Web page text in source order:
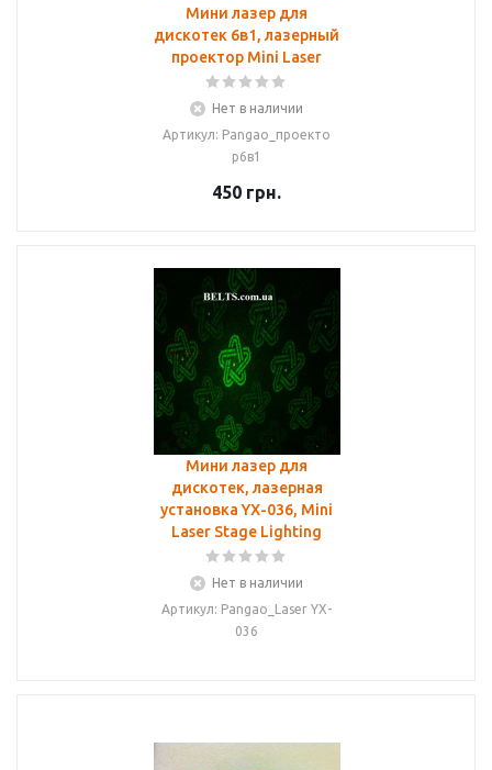
Мини лазер для
дискотек 6в1, лазерный
проектор Mini Laser
Нет в наличии
Артикул: Pangao_проекто
р6в1
450 грн.
Мини лазер для
дискотек, лазерная
установка YX-036, Mini
Laser Stage Lighting
Нет в наличии
Артикул: Pangao_Laser YX-
036